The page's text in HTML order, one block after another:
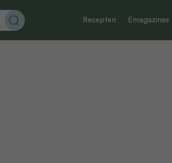
Recepten Emagazines